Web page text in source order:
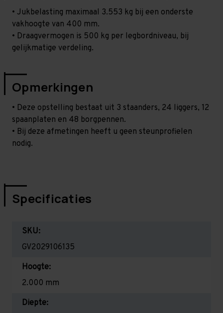
• Jukbelasting maximaal 3.553 kg bij een onderste
vakhoogte van 400 mm.
• Draagvermogen is 500 kg per legbordniveau, bij
gelijkmatige verdeling.
Opmerkingen
• Deze opstelling bestaat uit 3 staanders, 24 liggers, 12
spaanplaten en 48 borgpennen.
• Bij deze afmetingen heeft u geen steunprofielen
nodig.
Specificaties
SKU:
GV2029106135
Hoogte:
2.000 mm
Diepte: